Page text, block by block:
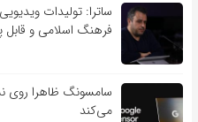
ساترا: تولیدات
فرهنگ اسلامی و قابل
سامسونگ ظاهرا روی
می‌کند